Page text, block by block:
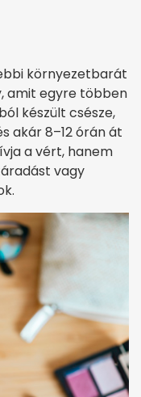
környezetbarát
amit egyre többen
készült csésze,
akár 8–12 órán át
a vért, hanem
vagy